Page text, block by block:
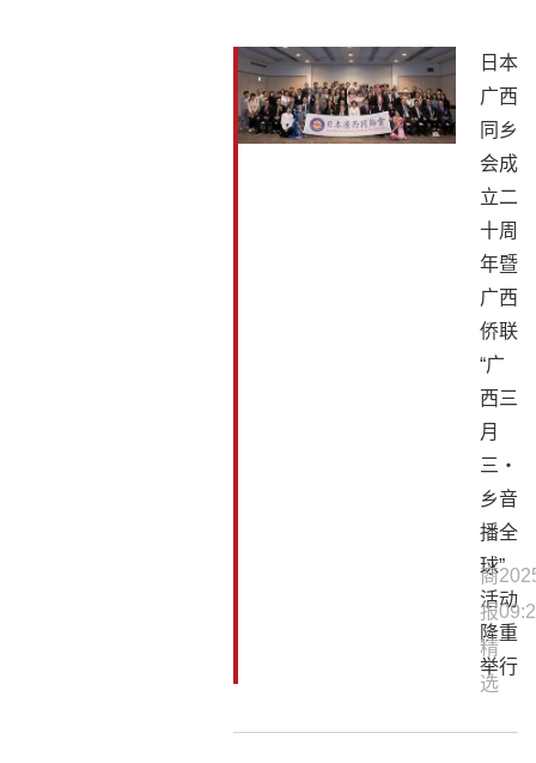
日本
广西
同乡
会成
立二
十周
年暨
广西
侨联
“广
西三
月
三・
乡音
播全
球”
活动
隆重
举行
商
报
精
选